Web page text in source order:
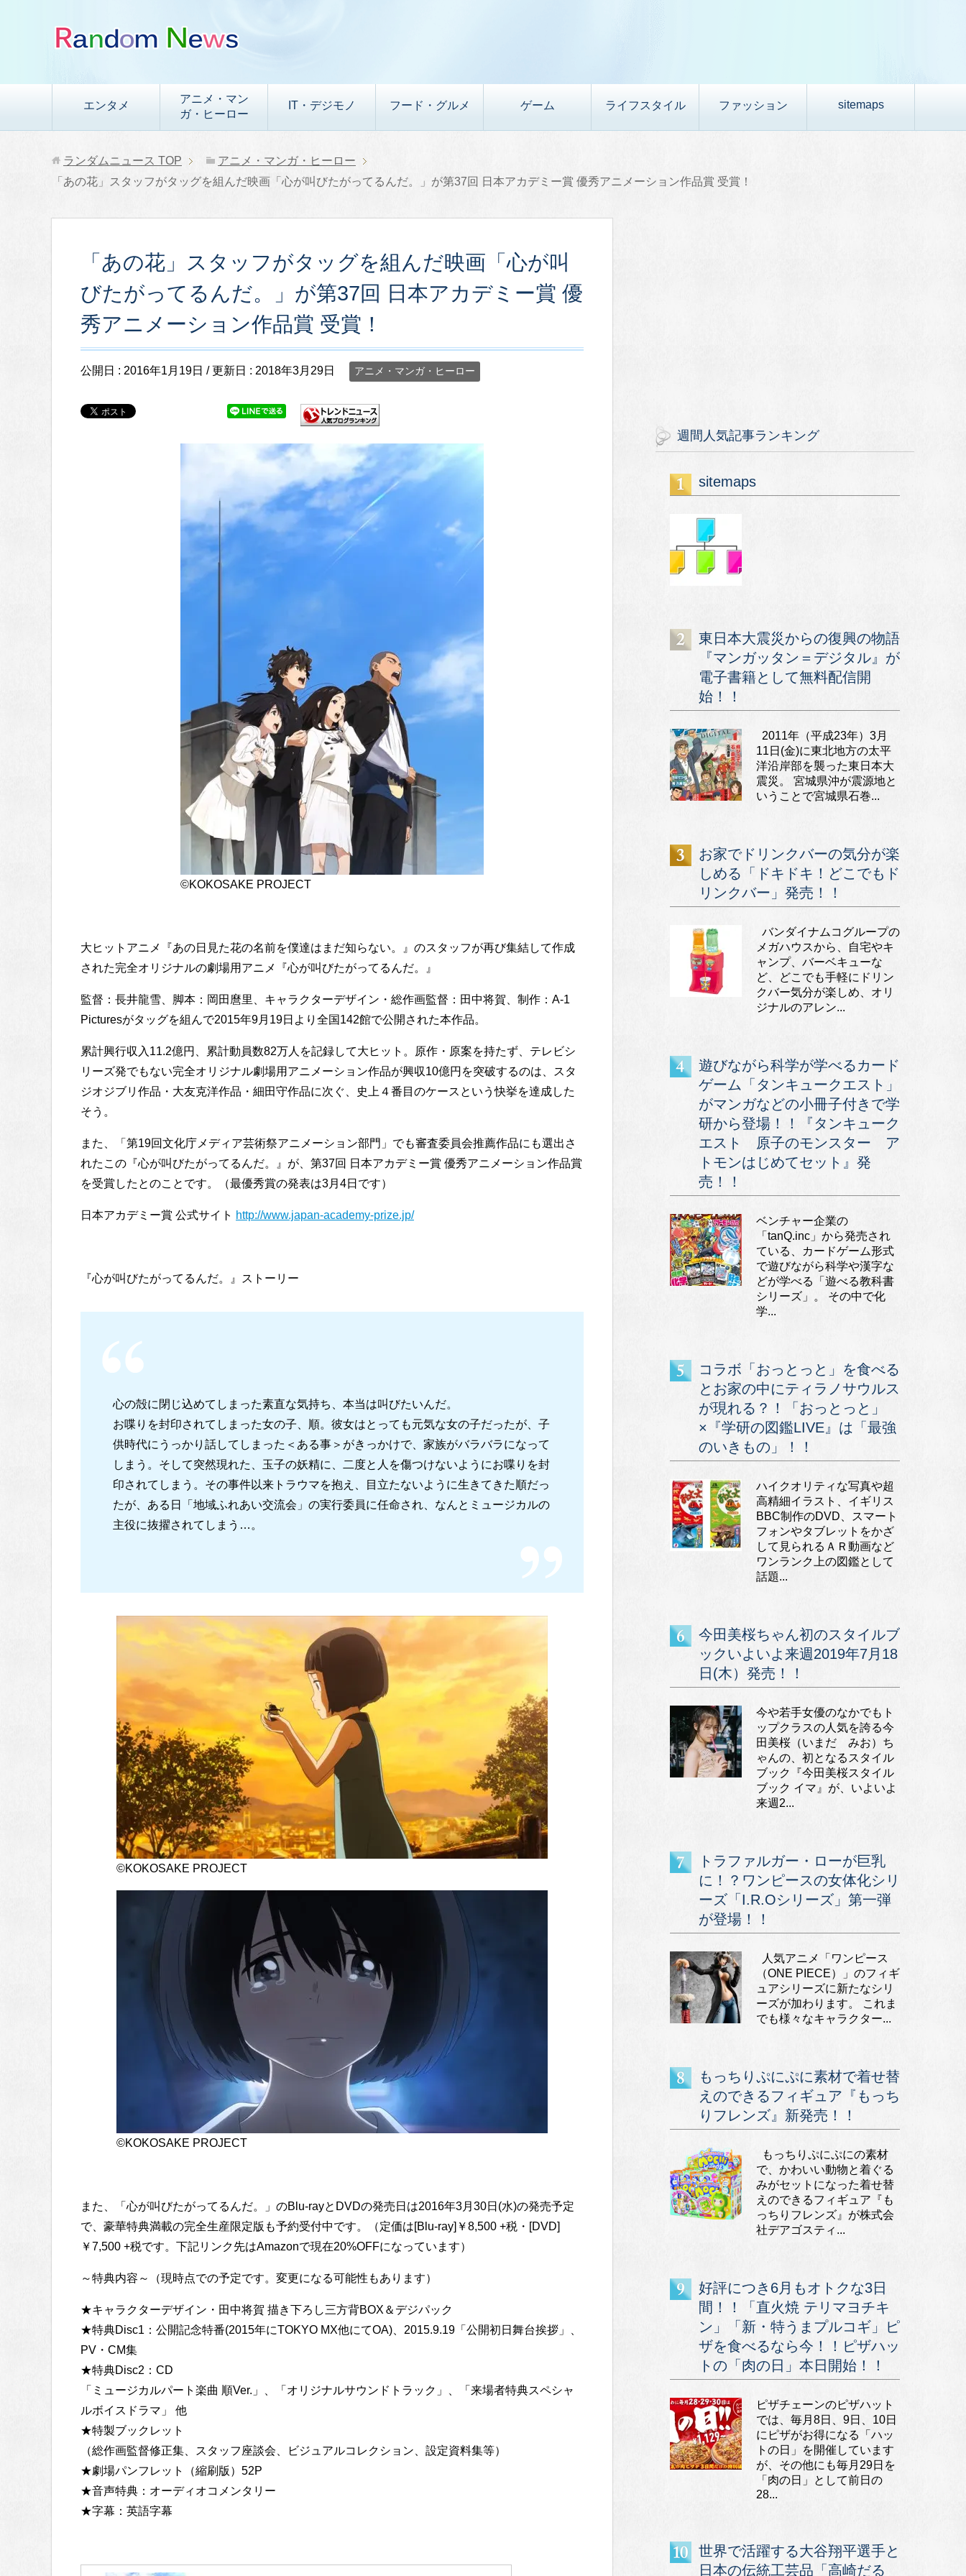
エンタメ
アニメ・マン
ガ・ヒーロー
IT・デジモノ フード・グルメ ゲーム ライフスタイル ファッション sitemaps
ランダムニュース TOP
アニメ・マンガ・ヒーロー
「あの花」スタッフがタッグを組んだ映画「心が叫びたがってるんだ。」が第37回 日本アカデミー賞 優秀アニメーション作品賞 受賞！
「あの花」スタッフがタッグを組んだ映画「心が叫
びたがってるんだ。」が第37回 日本アカデミー賞 優
秀アニメーション作品賞 受賞！
公開日 : 2016年1月19日 / 更新日 : 2018年3月29日 アニメ・マンガ・ヒーロー
©KOKOSAKE PROJECT
大ヒットアニメ『あの日見た花の名前を僕達はまだ知らない。』のスタッフが再び集結して作成
された完全オリジナルの劇場用アニメ『心が叫びたがってるんだ。』
監督：長井龍雪、脚本：岡田麿里、キャラクターデザイン・総作画監督：田中将賀、制作：A-1
Picturesがタッグを組んで2015年9月19日より全国142館で公開された本作品。
累計興行収入11.2億円、累計動員数82万人を記録して大ヒット。原作・原案を持たず、テレビシ
リーズ発でもない完全オリジナル劇場用アニメーション作品が興収10億円を突破するのは、スタ
ジオジブリ作品・大友克洋作品・細田守作品に次ぐ、史上４番目のケースという快挙を達成した
そう。
また、「第19回文化庁メディア芸術祭アニメーション部門」でも審査委員会推薦作品にも選出さ
れたこの『心が叫びたがってるんだ。』が、第37回 日本アカデミー賞 優秀アニメーション作品賞
を受賞したとのことです。（最優秀賞の発表は3月4日です）
日本アカデミー賞 公式サイト http://www.japan-academy-prize.jp/
『心が叫びたがってるんだ。』ストーリー
心の殻に閉じ込めてしまった素直な気持ち、本当は叫びたいんだ。
お喋りを封印されてしまった女の子、順。彼女はとっても元気な女の子だったが、子
供時代にうっかり話してしまった＜ある事＞がきっかけで、家族がバラバラになって
しまう。そして突然現れた、玉子の妖精に、二度と人を傷つけないようにお喋りを封
印されてしまう。その事件以来トラウマを抱え、目立たないように生きてきた順だっ
たが、ある日「地域ふれあい交流会」の実行委員に任命され、なんとミュージカルの
主役に抜擢されてしまう…。
©KOKOSAKE PROJECT
©KOKOSAKE PROJECT
また、「心が叫びたがってるんだ。」のBlu-rayとDVDの発売日は2016年3月30日(水)の発売予定
で、豪華特典満載の完全生産限定版も予約受付中です。（定価は[Blu-ray]￥8,500 +税・[DVD]
￥7,500 +税です。下記リンク先はAmazonで現在20%OFFになっています）
～特典内容～（現時点での予定です。変更になる可能性もあります）
★キャラクターデザイン・田中将賀 描き下ろし三方背BOX＆デジパック
★特典Disc1：公開記念特番(2015年にTOKYO MX他にてOA)、2015.9.19「公開初日舞台挨拶」、
PV・CM集
★特典Disc2：CD
「ミュージカルパート楽曲 順Ver.」、「オリジナルサウンドトラック」、「来場者特典スペシャ
ルボイスドラマ」 他
★特製ブックレット
（総作画監督修正集、スタッフ座談会、ビジュアルコレクション、設定資料集等）
★劇場パンフレット（縮刷版）52P
★音声特典：オーディオコメンタリー
★字幕：英語字幕
週間人気記事ランキング
sitemaps
東日本大震災からの復興の物語
『マンガッタン＝デジタル』が
電子書籍として無料配信開
始！！
2011年（平成23年）3月
11日(金)に東北地方の太平
洋沿岸部を襲った東日本大
震災。 宮城県沖が震源地と
いうことで宮城県石巻...
お家でドリンクバーの気分が楽
しめる「ドキドキ！どこでもド
リンクバー」発売！！
バンダイナムコグループの
メガハウスから、自宅やキ
ャンプ、バーベキューな
ど、どこでも手軽にドリン
クバー気分が楽しめ、オリ
ジナルのアレン...
遊びながら科学が学べるカード
ゲーム「タンキュークエスト」
がマンガなどの小冊子付きで学
研から登場！！『タンキューク
エスト 原子のモンスター ア
トモンはじめてセット』発
売！！
ベンチャー企業の
「tanQ.inc」から発売され
ている、カードゲーム形式
で遊びながら科学や漢字な
どが学べる「遊べる教科書
シリーズ」。 その中で化
学...
コラボ「おっとっと」を食べる
とお家の中にティラノサウルス
が現れる？！「おっとっと」
×『学研の図鑑LIVE』は「最強
のいきもの」！！
ハイクオリティな写真や超
高精細イラスト、イギリス
BBC制作のDVD、スマート
フォンやタブレットをかざ
して見られるＡＲ動画など
ワンランク上の図鑑として
話題...
今田美桜ちゃん初のスタイルブ
ックいよいよ来週2019年7月18
日(木）発売！！
今や若手女優のなかでもト
ップクラスの人気を誇る今
田美桜（いまだ みお）ち
ゃんの、初となるスタイル
ブック『今田美桜スタイル
ブック イマ』が、いよいよ
来週2...
トラファルガー・ローが巨乳
に！？ワンピースの女体化シリ
ーズ「I.R.Oシリーズ」第一弾
が登場！！
人気アニメ「ワンピース
（ONE PIECE）」のフィギ
ュアシリーズに新たなシリ
ーズが加わります。 これま
でも様々なキャラクター...
もっちりぷにぷに素材で着せ替
えのできるフィギュア『もっち
りフレンズ』新発売！！
もっちりぷにぷにの素材
で、かわいい動物と着ぐる
みがセットになった着せ替
えのできるフィギュア『も
っちりフレンズ』が株式会
社デアゴスティ...
好評につき6月もオトクな3日
間！！「直火焼 テリマヨチキ
ン」「新・特うまプルコギ」ピ
ザを食べるなら今！！ピザハッ
トの「肉の日」本日開始！！
ピザチェーンのピザハット
では、毎月8日、9日、10日
にピザがお得になる「ハッ
トの日」を開催しています
が、その他にも毎月29日を
「肉の日」として前日の
28...
世界で活躍する大谷翔平選手と
日本の伝統工芸品「高崎だる